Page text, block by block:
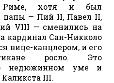
хотя и был
папы — Пий II, Павел II,
VIII — сменились на
кардинал Сан-Никколо
вице-канцлером, и его
росло. Это
о недюжинном уме и
III.